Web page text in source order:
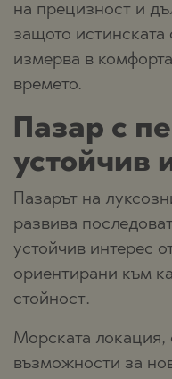
на прецизност и
защото истинската
измерва в
времето.
Пазар с
устойчив
Пазарът на
развива
устойчив интерес
ориентирани към
стойност.
Морската локация,
възможности за